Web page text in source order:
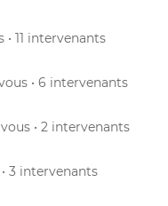
• 11 intervenants
• 6 intervenants
• 2 intervenants
3 intervenants